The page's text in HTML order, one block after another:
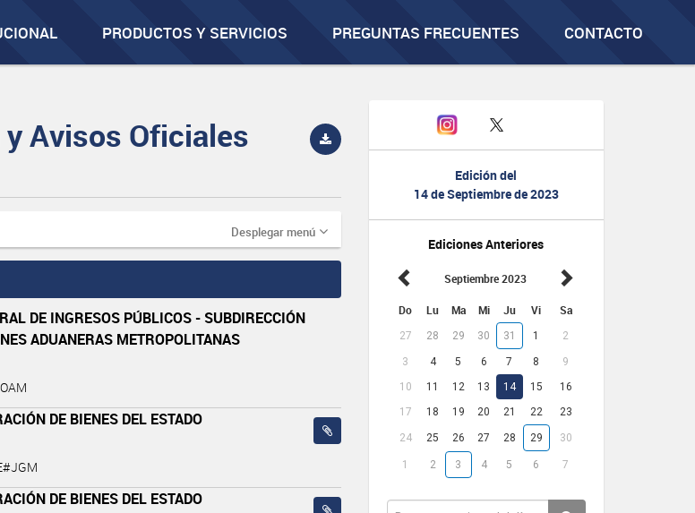
PRODUCTOS Y SERVICIOS PREGUNTAS FRECUENTES CONTACTO
Edición del
14 de Septiembre de 2023
Ediciones Anteriores
Septiembre 2023
Do Lu Ma Mi Ju Vi Sa
27 28 29 30 31 1 2
3 4 5 6 7 8
9
10
11 12 13 14 15
16
17
18 19 20 21 22 23
24 25 26 27 28 29 30
1 2 3 4 5 6 7
Avisos Oficiales
Desplegar menú
DE INGRESOS PÚBLICOS - SUBDIRECCIÓN
ADUANERAS METROPOLITANAS
DE BIENES DEL ESTADO
DE BIENES DEL ESTADO